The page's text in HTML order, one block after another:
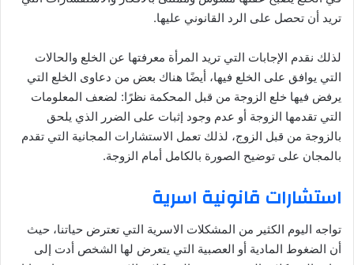
تريد أن تحصل على الرد القانوني عليها.
لذلك نقدم الإجابات التي تريد المرأة معرفتها عن الخلع والحالات
التي يوافق على الخلع فيها، أيضًا هناك بعض من دعاوى الخلع التي
يرفض فيها خلع الزوجة من قبل المحكمة نظرًا: لضعف المعلومات
التي تقدمها الزوجة أو عدم وجود إثبات على الضرر الذي يلحق
بالزوجة من قبل الزوج، لذلك تعمل الاستشارات المجانية التي تقدم
بالمجان على توضيح الصورة بالكامل أمام الزوجة.
استشارات قانونية اسرية
تواجه اليوم الكثير من المشكلات الاسرية التي تعترض حياتنا، حيث
أن الضغوط المادية أو العصبية التي يتعرض لها الشخص أدت إلى